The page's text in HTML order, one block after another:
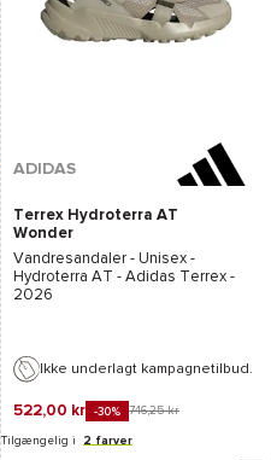
ADIDAS
Terrex Hydroterra AT
Wonder
Beige/Wonder
Beige/Core Black
Vandresandaler - Unisex -
Hydroterra AT - Adidas Terrex -
2026
Ikke underlagt kampagnetilbud.
522,00 kr -30% 746,25 kr
Tilgængelig i 2 farver